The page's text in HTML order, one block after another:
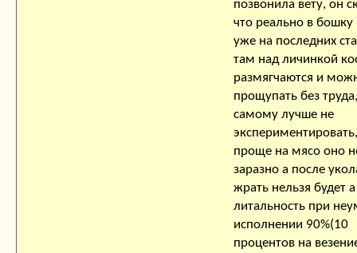
позвонила вету, он
что реально в бошку
уже на последних
там над личинкой
размягчаются и
прощупать без
самому лучше не
экспериментировать,
проще на мясо оно
заразно а после
жрать нельзя будет а
литальность при
исполнении 90%(10
процентов на